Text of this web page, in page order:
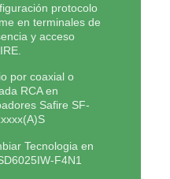
protocolo
en terminales de
y acceso
por coaxial o
RCA en
Safire SF-
Tecnologia en
F4N1